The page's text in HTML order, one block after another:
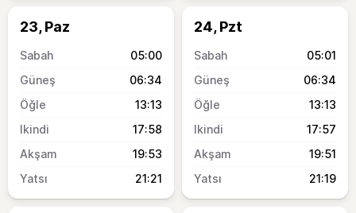
23, Paz
05:00
06:34
13:13
17:58
19:53
21:21
24, Pzt
05:01
06:34
13:13
17:57
19:51
21:19